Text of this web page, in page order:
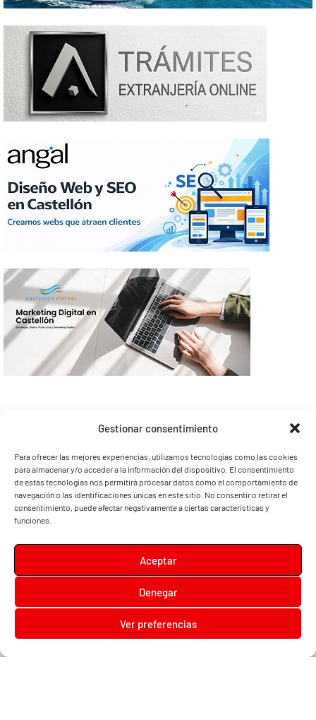
Gestionar consentimiento
Para ofrecer las mejores experiencias, utilizamos tecnologías como las cookies
para almacenar y/o acceder a la información del dispositivo. El consentimiento
de estas tecnologías nos permitirá procesar datos como el comportamiento de
navegación o las identificaciones únicas en este sitio. No consentir o retirar el
consentimiento, puede afectar negativamente a ciertas características y
funciones.
Aceptar
Denegar
Ver preferencias
Diari la Terreta
, un diario digital en el que podrás encontrar noticias de toda la